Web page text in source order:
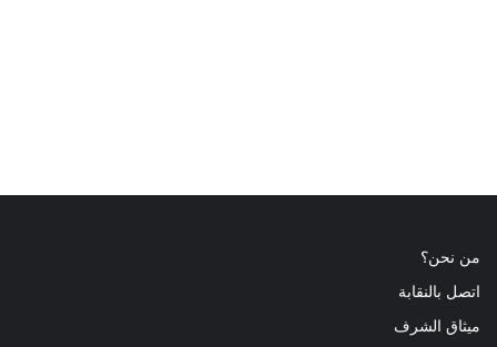
من نحن؟
اتصل بالنقابة
ميثاق الشرف